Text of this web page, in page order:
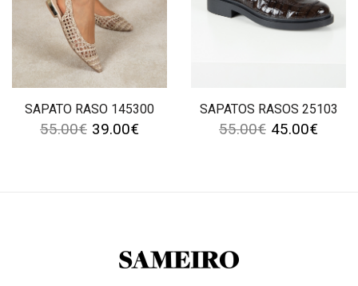
SAPATO RASO 145300
55.00€ 39.00€
SAPATOS RASOS 25103
55.00€ 45.00€